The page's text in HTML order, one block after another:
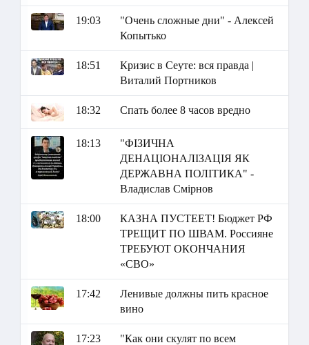
19:03
"Очень сложные дни" - Алексей
Копытько
18:51
Кризис в Сеуте: вся правда |
Виталий Портников
18:32 Спать более 8 часов вредно
18:13
"ФІЗИЧНА
ДЕНАЦІОНАЛІЗАЦІЯ ЯК
ДЕРЖАВНА ПОЛІТИКА" -
Владислав Смірнов
18:00
КАЗНА ПУСТЕЕТ! Бюджет РФ
ТРЕЩИТ ПО ШВАМ. Россияне
ТРЕБУЮТ ОКОНЧАНИЯ
«СВО»
17:42
Ленивые должны пить красное
вино
17:23
"Как они скулят по всем